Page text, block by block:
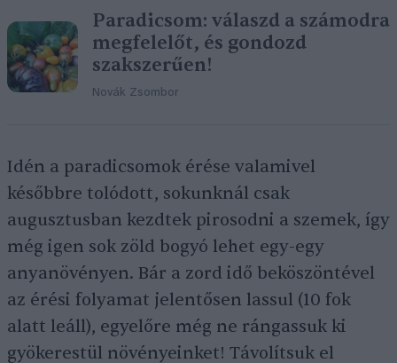
Paradicsom: válaszd a számodra
megfelelőt, és gondozd
szakszerűen!
Novák Zsombor
Idén a paradicsomok érése valamivel
későbbre tolódott, sokunknál csak
augusztusban kezdtek pirosodni a szemek, így
még igen sok zöld bogyó lehet egy-egy
anyanövényen. Bár a zord idő beköszöntével
az érési folyamat jelentősen lassul (10 fok
alatt leáll), egyelőre még ne rángassuk ki
gyökerestül növényeinket! Távolítsuk el